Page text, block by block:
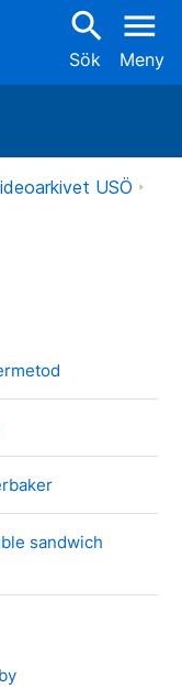
search
Sök
menu
Meny
USÖ
sandwich